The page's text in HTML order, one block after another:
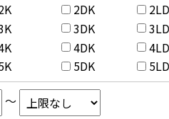
2DK
3DK
4DK
5DK
～